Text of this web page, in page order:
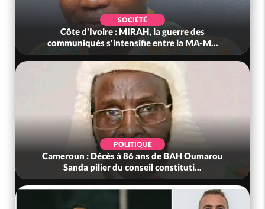
SOCIÉTÉ
Côte d'Ivoire : MIRAH, la guerre des
communiqués s'intensifie entre la MA-M...
POLITIQUE
Cameroun : Décès à 86 ans de BAH Oumarou
Sanda pilier du conseil constituti...